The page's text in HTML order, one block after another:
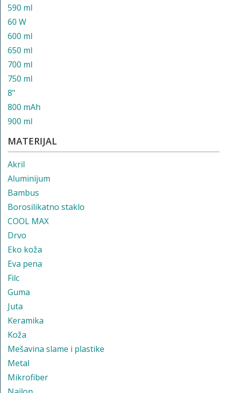
590 ml
60 W
600 ml
650 ml
700 ml
750 ml
8"
800 mAh
900 ml
MATERIJAL
Akril
Aluminijum
Bambus
Borosilikatno staklo
COOL MAX
Drvo
Eko koža
Eva pena
Filc
Guma
Juta
Keramika
Koža
Mešavina slame i plastike
Metal
Mikrofiber